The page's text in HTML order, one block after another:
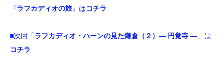
『ラフカディオの旅』はコチラ
■次回「ラフカディオ・ハーンの見た鎌倉（２）― 円覚寺 ― 」は
コチラ